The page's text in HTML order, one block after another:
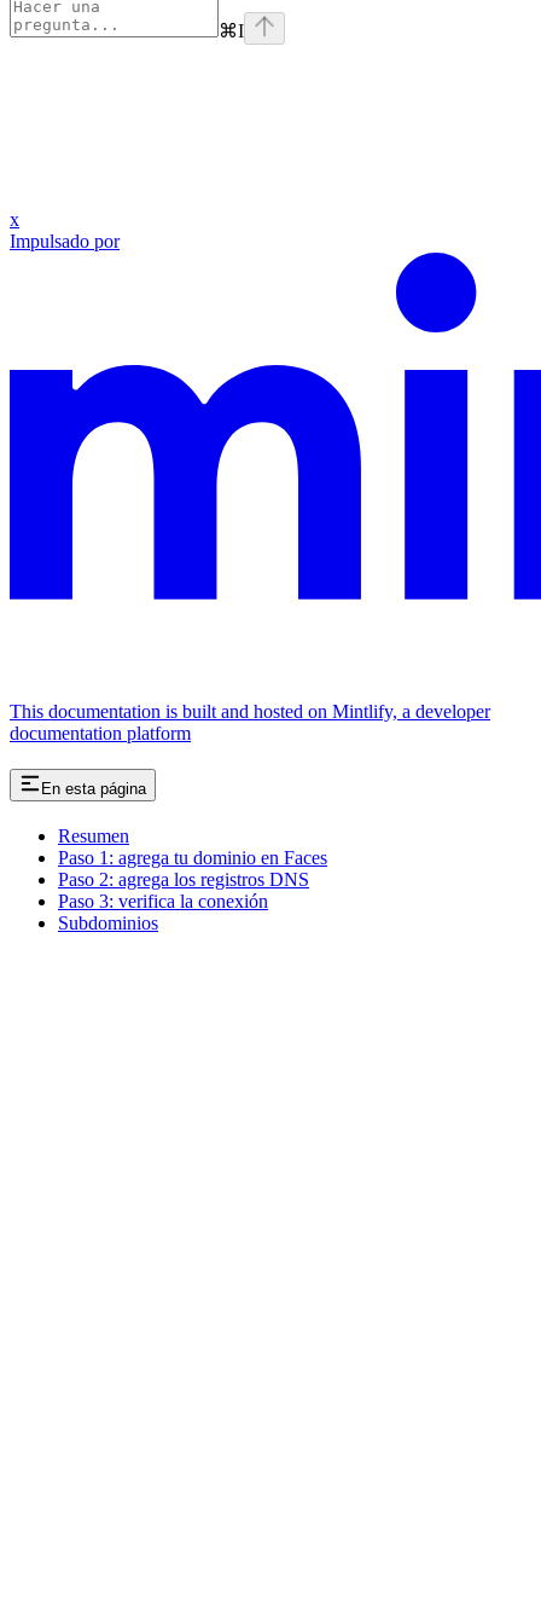
⌘I
x
Impulsado por
This documentation is built and hosted on Mintlify, a developer
documentation platform
En esta página
Resumen
Paso 1: agrega tu dominio en Faces
Paso 2: agrega los registros DNS
Paso 3: verifica la conexión
Subdominios